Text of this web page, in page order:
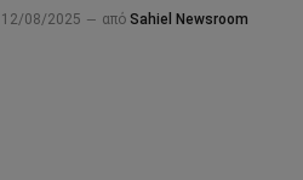
12/08/2025 από Sahiel Newsroom